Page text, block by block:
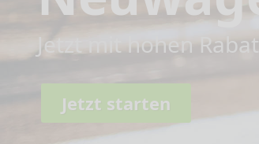
Jetzt mit hohen
Jetzt starten